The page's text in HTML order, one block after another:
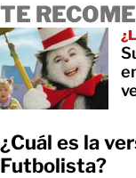
TE
¿Cuál es la
Futbolista?